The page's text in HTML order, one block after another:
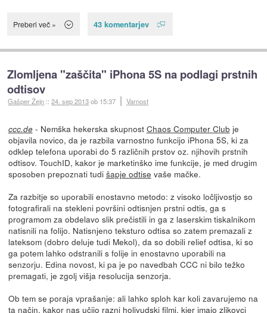
Preberi več » 43 komentarjev
Zlomljena "zaščita" iPhona 5S na podlagi prstnih
odtisov
Gašper Žejn ::24. sep 2013ob 15:37 Varnost
ccc.de- Nemška hekerska skupnost Chaos Computer Club je
objavila novico, da je razbila varnostno funkcijo iPhona 5S, ki za
odklep telefona uporabi do 5 različnih prstov oz. njihovih prstnih
odtisov. TouchID, kakor je marketinško ime funkcije, je med drugim
sposoben prepoznati tudi šapje odtise vaše mačke.
Za razbitje so uporabili enostavno metodo: z visoko ločljivostjo so
fotografirali na stekleni površini odtisnjen prstni odtis, ga s
programom za obdelavo slik prečistili in ga z laserskim tiskalnikom
natisnili na folijo. Natisnjeno teksturo odtisa so zatem premazali z
lateksom (dobro deluje tudi Mekol), da so dobili relief odtisa, ki so
ga potem lahko odstranili s folije in enostavno uporabili na
senzorju. Edina novost, ki pa je po navedbah CCC ni bilo težko
premagati, je zgolj višja resolucija senzorja.
Ob tem se poraja vprašanje: ali lahko sploh kar koli zavarujemo na
ta način, kakor nas učijo razni holivudski filmi, kjer imajo zlikovci